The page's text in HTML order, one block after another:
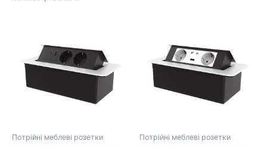
Потрійні меблеві розетки Потрійні меблеві розетки